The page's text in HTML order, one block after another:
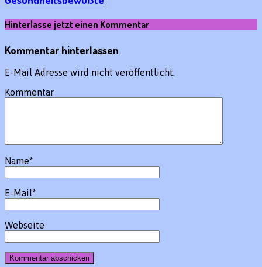
Hinterlasse jetzt einen Kommentar
Kommentar hinterlassen
E-Mail Adresse wird nicht veröffentlicht.
Kommentar
Name*
E-Mail*
Webseite